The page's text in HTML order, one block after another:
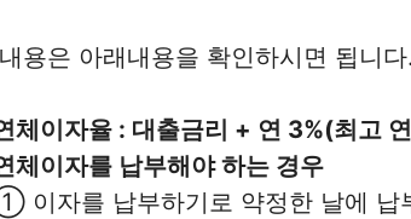
용은 아래내용을 확인하시면 됩니다.
체이자율 : 대출금리 + 연 3%(최고
체이자를 납부해야 하는 경우
이자를 납부하기로 약정한 날에 납